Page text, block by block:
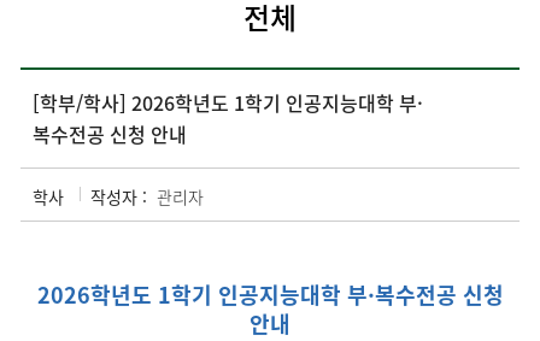
전체
[학부/학사] 2026학년도 1학기 인공지능대학 부·
복수전공 신청 안내
학사 작성자 : 관리자
2026학년도 1학기 인공지능대학 부·복수전공 신청
안내